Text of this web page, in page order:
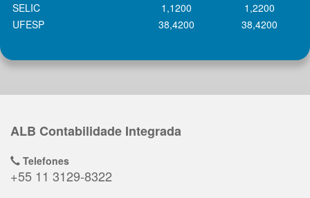
SELIC
1,1200
1,2200
UFESP
38,4200 38,4200
ALB Contabilidade Integrada
Telefones
+55 11 3129-8322